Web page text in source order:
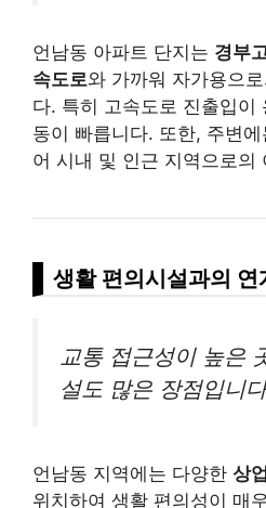
언남동 아파트 단지는 경부
속도로와 가까워 자가용으
다. 특히 고속도로 진출입이
동이 빠릅니다. 또한, 주변
어 시내 및 인근 지역으로의
생활 편의시설과의 연
교통 접근성이 높은
설도 많은 장점입니
언남동 지역에는 다양한 상
위치하여 생활 편의성이 매